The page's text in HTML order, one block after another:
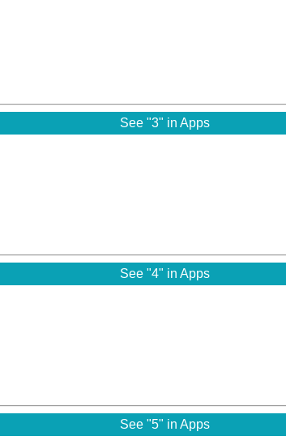
See "3" in Apps
See "4" in Apps
See "5" in Apps